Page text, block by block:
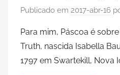
Publicado em 2017-abr-16
Para mim, Páscoa é
Truth, nascida Isabella
1797 em Swartekill, Nova